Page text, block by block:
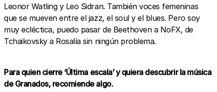
Leonor Watling y Leo Sidran. También voces femeninas
que se mueven entre el jazz, el soul y el blues. Pero soy
muy ecléctica, puedo pasar de Beethoven a NoFX, de
Tchaikovsky a Rosalía sin ningún problema.
Para quien cierre ‘Última escala’ y quiera descubrir la música
de Granados, recomiende algo.